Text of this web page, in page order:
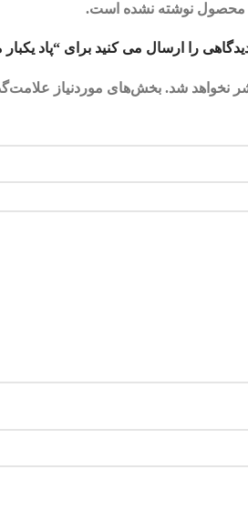
محصول نوشته نشده است.
را ارسال می کنید برای “پاد یکبار مصرف
نخواهد شد. بخش‌های موردنیاز